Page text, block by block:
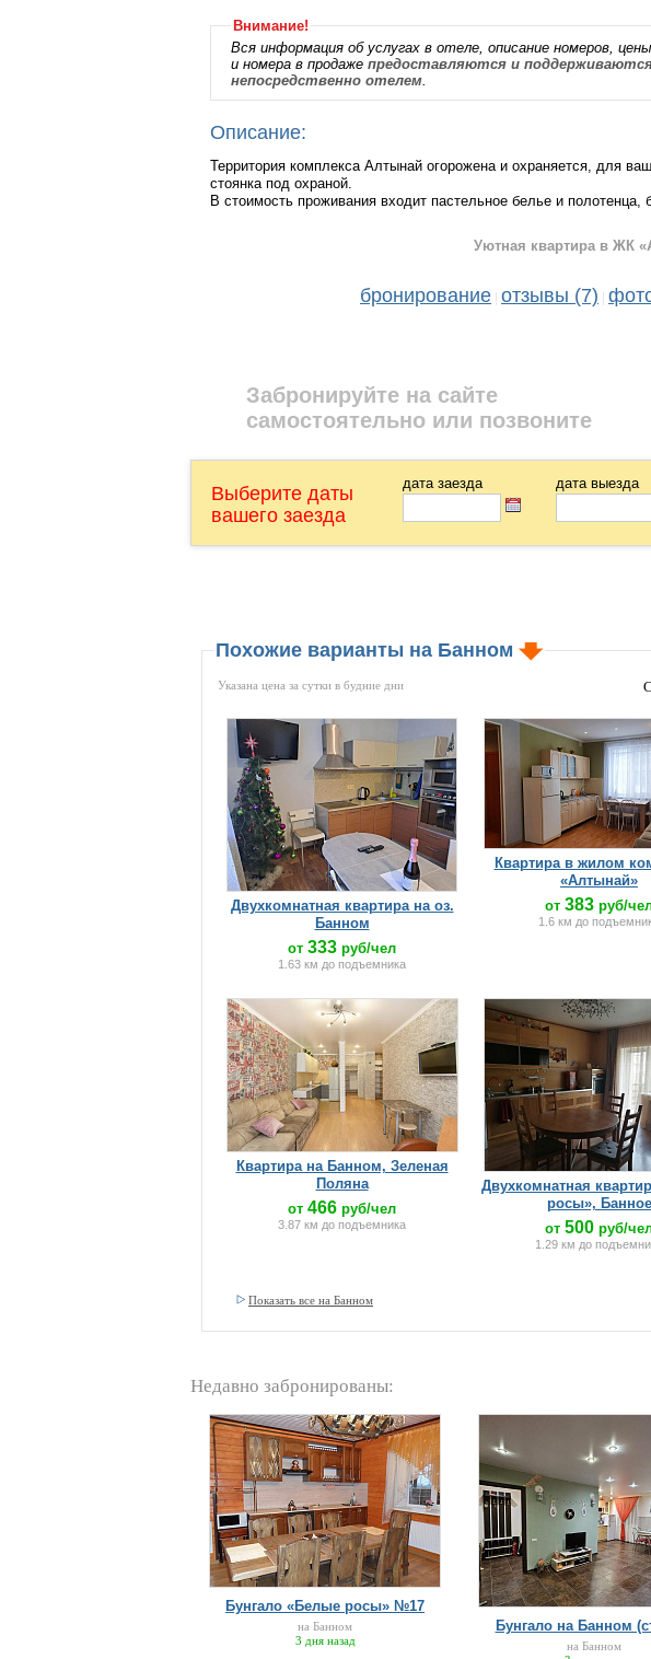
Внимание!
Вся информация об услугах в отеле, описание номеров,
и номера в продаже предоставляются и
непосредственно отелем.
Описание:
Территория комплекса Алтынай огорожена и охраняется, для
стоянка под охраной.
В стоимость проживания входит пастельное белье и полотенца,
Уютная квартира в ЖК
бронирование отзывы (7)
Забронируйте на сайте
самостоятельно или позвоните
Выберите даты
вашего заезда
дата заезда дата выезда
Похожие варианты на Банном
Указана цена за сутки в будние дни
Двухкомнатная квартира на оз.
Банном
от 333 руб/чел
1.63 км до подъемника
Квартира в жилом
«Алтынай»
от 383 руб/
1.6 км до
Квартира на Банном, Зеленая
Поляна
от 466 руб/чел
3.87 км до подъемника
Двухкомнатная
росы», Банное
от 500 руб/
1.29 км до
Показать все на Банном
Недавно забронированы:
Бунгало «Белые росы» №17
на Банном
3 дня назад
Бунгало на Банном
на Банном